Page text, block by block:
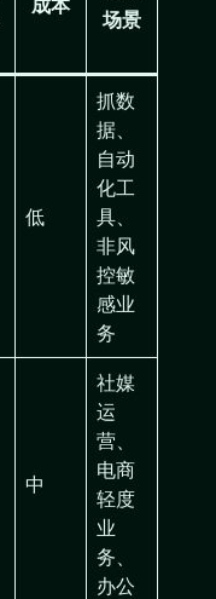
成本
场景
低
抓数
据、
自动
化工
具、
非风
控敏
感业
务
中
社媒
运
营、
电商
轻度
业
务、
办公